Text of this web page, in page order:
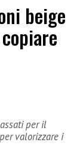
beige
per il
valorizzare i